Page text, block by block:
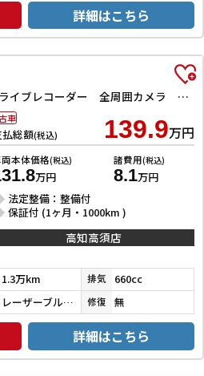
詳細はこちら
カスタム X VS SAIII ドライブレコーダー 全周囲カメラ ナビ TV クリアランスソナー 衝突被害軽減システム オートマチックハイビーム オートライト LEDヘッドランプ スマートキー アイドリングストップ 電動格納ミラー
払総額(税込) 139.9万円
本体価格(税込)
万円
諸費用(税込)
8.1万円
法定整備：整備付
保証付 (1ヶ月・1000km )
車
高知高須店
1.3万km 排気 660cc
レーザーブルークリスタルシャイン 修復 無
詳細はこちら